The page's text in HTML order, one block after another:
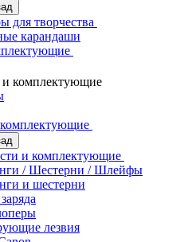
для творчества
карандаши
комплектующие
и комплектующие
/ Шестерни / Шлейфы
и шестерни
лезвия